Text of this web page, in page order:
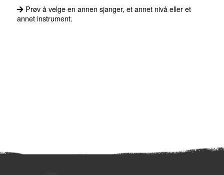
Prøv å velge en annen sjanger, et annet nivå eller et
annet instrument.